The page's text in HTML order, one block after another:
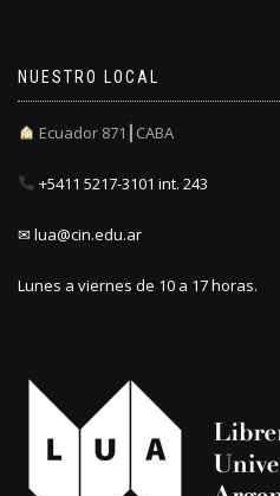
NUESTRO LOCAL
Ecuador 871┃CABA
+5411 5217-3101 int. 243
✉ lua@cin.edu.ar
Lunes a viernes de 10 a 17 horas.